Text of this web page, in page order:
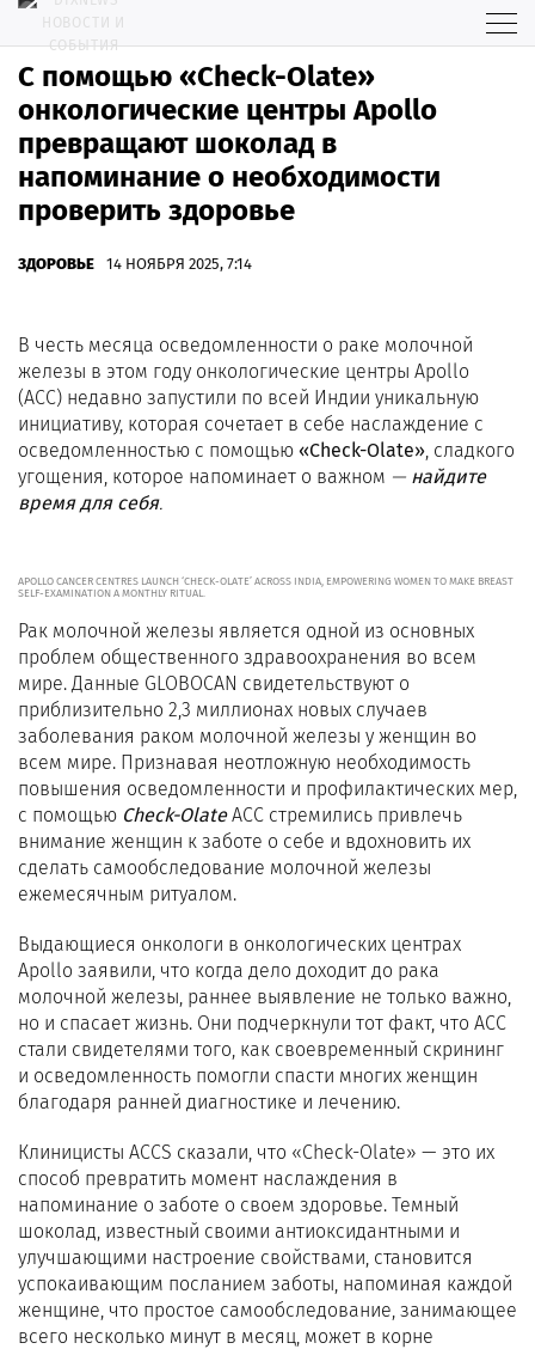
С помощью «Check-Olate»
онкологические центры Apollo
превращают шоколад в
напоминание о необходимости
проверить здоровье
ЗДОРОВЬЕ 14 НОЯБРЯ 2025, 7:14
В честь месяца осведомленности о раке молочной
железы в этом году онкологические центры Apollo
(ACC) недавно запустили по всей Индии уникальную
инициативу, которая сочетает в себе наслаждение с
осведомленностью с помощью «Check-Olate», сладкого
угощения, которое напоминает о важном — найдите
время для себя.
APOLLO CANCER CENTRES LAUNCH ‘CHECK-OLATE’ ACROSS INDIA, EMPOWERING WOMEN TO MAKE BREAST
SELF-EXAMINATION A MONTHLY RITUAL.
Рак молочной железы является одной из основных
проблем общественного здравоохранения во всем
мире. Данные GLOBOCAN свидетельствуют о
приблизительно 2,3 миллионах новых случаев
заболевания раком молочной железы у женщин во
всем мире. Признавая неотложную необходимость
повышения осведомленности и профилактических мер,
с помощью Check-OlateACC стремились привлечь
внимание женщин к заботе о себе и вдохновить их
сделать самообследование молочной железы
ежемесячным ритуалом.
Выдающиеся онкологи в онкологических центрах
Apollo заявили, что когда дело доходит до рака
молочной железы, раннее выявление не только важно,
но и спасает жизнь. Они подчеркнули тот факт, что ACC
стали свидетелями того, как своевременный скрининг
и осведомленность помогли спасти многих женщин
благодаря ранней диагностике и лечению.
Клиницисты ACCS сказали, что «Check-Olate» — это их
способ превратить момент наслаждения в
напоминание о заботе о своем здоровье. Темный
шоколад, известный своими антиоксидантными и
улучшающими настроение свойствами, становится
успокаивающим посланием заботы, напоминая каждой
женщине, что простое самообследование, занимающее
всего несколько минут в месяц, может в корне